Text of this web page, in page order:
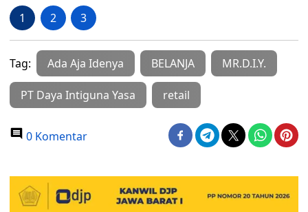
1 2 3
Tag: Ada Aja Idenya BELANJA MR.D.I.Y.
PT Daya Intiguna Yasa retail
0 Komentar